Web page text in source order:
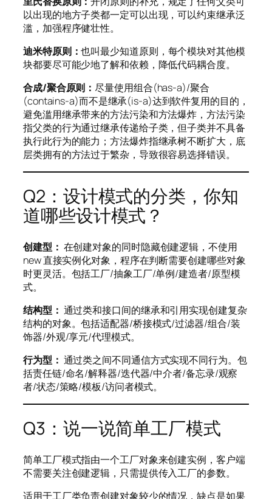
以出现的地方子类都一定可以出现，可以约束继承泛
滥，加强程序健壮性。
迪米特原则：也叫最少知道原则，每个模块对其他模
块都要尽可能少地了解和依赖，降低代码耦合度。
合成/聚合原则：尽量使用组合(has-a)/聚合
(contains-a)而不是继承(is-a)达到软件复用的目的，
避免滥用继承带来的方法污染和方法爆炸，方法污染
指父类的行为通过继承传递给子类，但子类并不具备
执行此行为的能力；方法爆炸指继承树不断扩大，底
层类拥有的方法过于繁杂，导致很容易选择错误。
Q2：设计模式的分类，你知
道哪些设计模式？
创建型： 在创建对象的同时隐藏创建逻辑，不使用
new 直接实例化对象，程序在判断需要创建哪些对象
时更灵活。包括工厂/抽象工厂/单例/建造者/原型模
式。
结构型： 通过类和接口间的继承和引用实现创建复杂
结构的对象。包括适配器/桥接模式/过滤器/组合/装
饰器/外观/享元/代理模式。
行为型： 通过类之间不同通信方式实现不同行为。包
括责任链/命名/解释器/迭代器/中介者/备忘录/观察
者/状态/策略/模板/访问者模式。
Q3：说一说简单工厂模式
简单工厂模式指由一个工厂对象来创建实例，客户端
不需要关注创建逻辑，只需提供传入工厂的参数。
适用于工厂类负责创建对象较少的情况，缺点是如果